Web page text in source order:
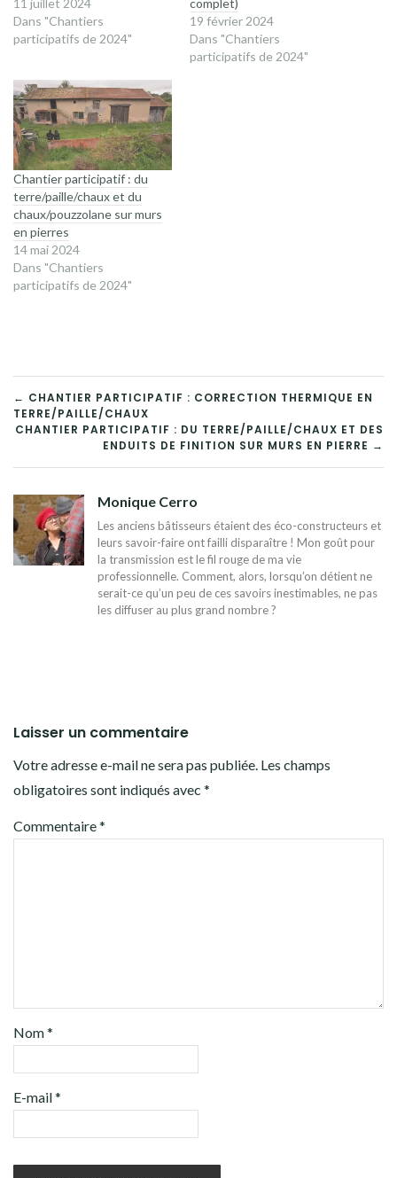
Dans "Chantiers
participatifs de 2024"
19 février 2024
Dans "Chantiers
participatifs de 2024"
Chantier participatif : du
terre/paille/chaux et du
chaux/pouzzolane sur murs
en pierres
14 mai 2024
Dans "Chantiers
participatifs de 2024"
NAVIGATION
DE
L’ARTICLE
← CHANTIER PARTICIPATIF : CORRECTION THERMIQUE EN
TERRE/PAILLE/CHAUX
CHANTIER PARTICIPATIF : DU TERRE/PAILLE/CHAUX ET DES
ENDUITS DE FINITION SUR MURS EN PIERRE →
Monique Cerro
Les anciens bâtisseurs étaient des éco-constructeurs et
leurs savoir-faire ont failli disparaître ! Mon goût pour
la transmission est le fil rouge de ma vie
professionnelle. Comment, alors, lorsqu’on détient ne
serait-ce qu’un peu de ces savoirs inestimables, ne pas
les diffuser au plus grand nombre ?
Laisser un commentaire
Votre adresse e-mail ne sera pas publiée. Les champs
obligatoires sont indiqués avec *
Commentaire*
Nom*
E-mail*